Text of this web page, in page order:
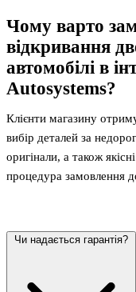
Чому варто
відкривання
автомобілі в
Autosystems?
Клієнти магазину
вибір деталей за
оригінали, а також
процедура замовлення
Чи надається гарантія?